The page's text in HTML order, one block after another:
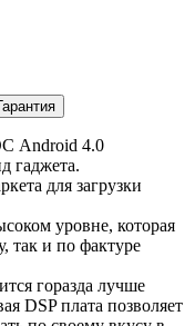
Android 4.0
гаджета.
для загрузки
уровне, которая
так и по фактуре
горазда лучше
DSP плата позволяет